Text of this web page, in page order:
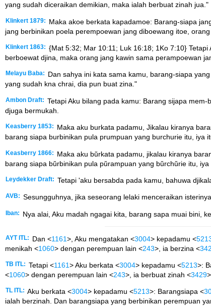
yang sudah diceraikan demikian, maka ialah berbuat zinah jua."
Klinkert 1879:
Maka akoe berkata kapadamoe: Barang-siapa
jang berbinikan poela perempoewan jang diboewang itoe,
Klinkert 1863: {Mat 5:32; Mar 10:11; Luk 16:18; 1Ko 7:10}
berboewat djina, maka orang jang kawin sama perampoewan
Melayu Baba:
Dan sahya ini kata sama kamu, barang-siapa
yang sudah kna chrai, dia pun buat zina."
Ambon Draft: Tetapi Aku bilang pada kamu: Barang sijapa
djuga bermukah.
Keasberry 1853:
Maka aku burkata padamu, Jikalau kiranya
barang siapa burbinikan pula prumpuan yang burchurie itu, iya
Keasberry 1866:
Maka aku bŭrkata padamu, jikalau kiranya
barang siapa bŭrbinikan pula pŭrampuan yang bŭrchŭrie itu, iya
Leydekker Draft: Tetapi 'aku bersabda pada kamu, bahuwa
AVB: Sesungguhnya, jika seseorang lelaki menceraikan
Iban: Nya alai, Aku madah ngagai kita, barang sapa muai bini,
AYT ITL: Dan <1161>, Aku mengatakan <3004> kepadamu <
menikah <1060> dengan perempuan lain <243>, ia berzina <
TB ITL: Tetapi <1161> Aku berkata <3004> kepadamu <5213>:
<1060> dengan perempuan lain <243>, ia berbuat zinah <3429
TL ITL: Aku berkata <3004> kepadamu <5213>: Barangsiapa <
ialah berzinah. Dan barangsiapa yang berbinikan perempuan